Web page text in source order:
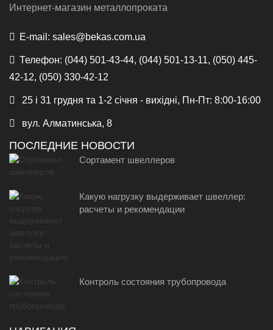
Интернет-магазин металлопроката
E-mail: sales@bekas.com.ua
Телефон: (044) 501-43-44, (044) 501-13-11, (050) 445-
42-12, (050) 330-42-12
25 і 31 грудня та 1-2 січня - вихідні, Пн-Пт: 8:00-16:00
вул. Алматинська, 8
ПОСЛЕДНИЕ НОВОСТИ
Сортамент швеллеров
Какую нагрузку выдерживает швеллер:
расчеты и рекомендации
Контроль состояния трубопровода